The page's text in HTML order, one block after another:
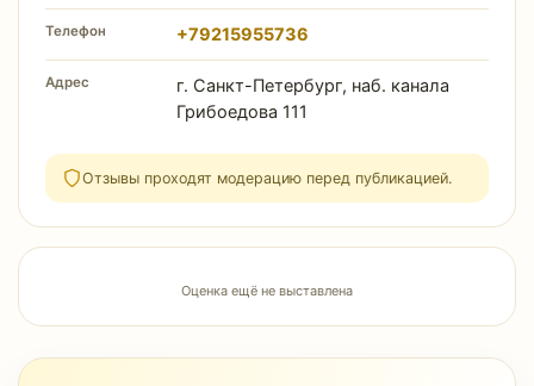
Телефон +79215955736
Адрес
г. Санкт-Петербург, наб. канала
Грибоедова 111
Отзывы проходят модерацию перед публикацией.
Оценка ещё не выставлена